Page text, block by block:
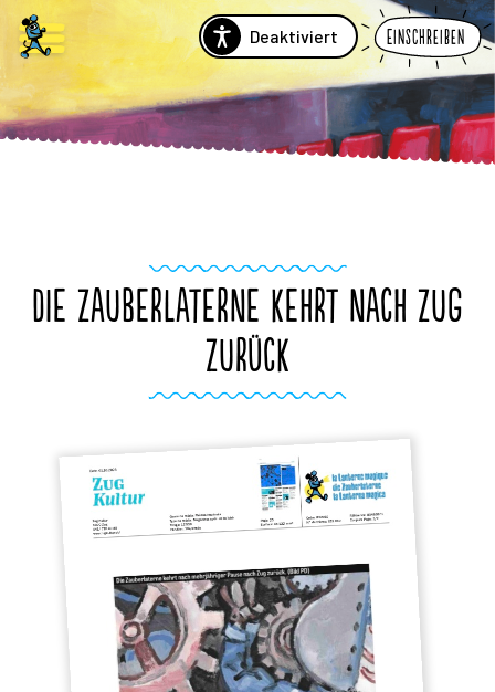
Deaktiviert Einschreiben
DIE ZAUBERLATERNE KEHRT NACH ZUG
ZURÜCK